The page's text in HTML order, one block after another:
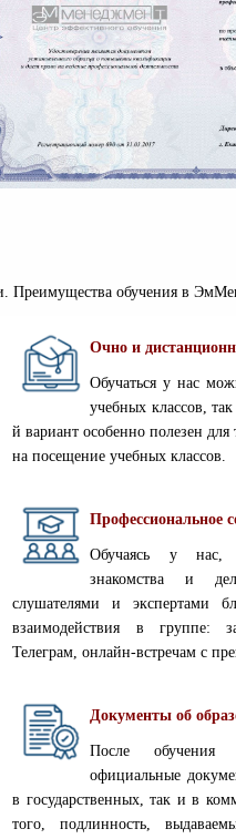
Преимущества обучения в
Очно и
Обучаться у нас
учебных классов,
й вариант особенно полезен
на посещение учебных классов.
Профессиональное
Обучаясь у нас,
знакомства и
слушателями и экспертами
взаимодействия в группе:
Телеграм, онлайн-встречам с
Документы об
После обучения
официальные
в государственных, так и в
того, подлинность,